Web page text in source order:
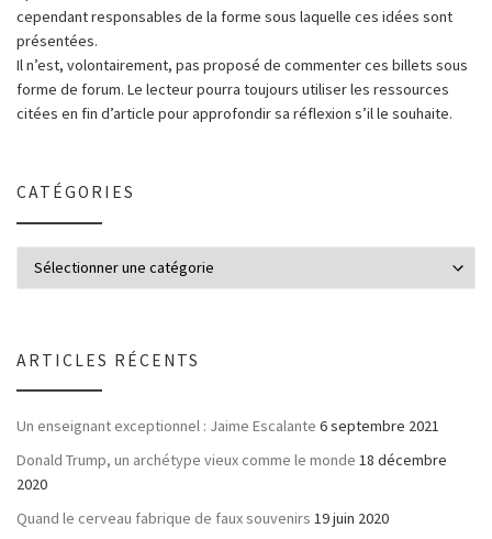
cependant responsables de la forme sous laquelle ces idées sont
présentées.
Il n’est, volontairement, pas proposé de commenter ces billets sous
forme de forum. Le lecteur pourra toujours utiliser les ressources
citées en fin d’article pour approfondir sa réflexion s’il le souhaite.
CATÉGORIES
ARTICLES RÉCENTS
Un enseignant exceptionnel : Jaime Escalante 6 septembre 2021
Donald Trump, un archétype vieux comme le monde 18 décembre
2020
Quand le cerveau fabrique de faux souvenirs 19 juin 2020